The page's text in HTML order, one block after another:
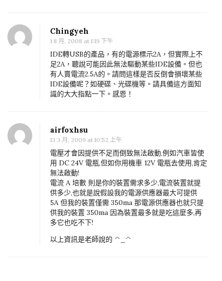
Chingyeh
1 8 月, 2008 at 1:19 下午
IDE轉USB的產品，有的電源標示2A，但實際上不
足2A，聽說可能因此無法驅動某些IDE設備。但也
有人賣電流2.5A的。請問這樣是否反倒會損壞某些
IDE設備呢？如硬碟、光碟機等。請具備這方面知
識的大大指點一下。感恩！
airfoxhsu
13 3 月, 2009 at 10:52 上午
電壓才會因提供不足而倒致無法啟動,例如汽車皆使
用 DC 24V 電瓶,但如你用機車 12V 電瓶去使用,肯定
無法啟動!
電流 A 培數 則是你的裝置需求多少,電流裝置就提
供多少,也就是說假設我的電源供應器最大可提供
5A 但我的裝置僅需 350ma 那電源供應器也就只提
供我的裝置 350ma 因為裝置最多就是吃這麼多,再
多它也吃不下!
以上資訊是老師說的 ^_^